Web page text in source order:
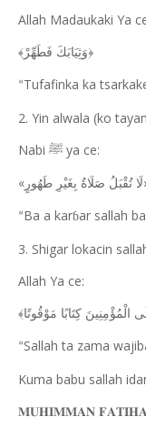
Allah Madaukaki Ya
﴿وَثِيَابَكَ فَطَهِّرْ﴾
“Tufafinka ka
2. Yin alwala (ko
Nabi ﷺ ya ce:
« لَا تُقْبَلُ صَلَاةٌ بِغَيْرِ طَهُورٍ
“Ba a karɓar sallah
3. Shigar lokacin
Allah Ya ce:
الْمُؤْمِنِينَ كِتَابًا مَوْقُوتًا﴾
“Sallah ta zama
Kuma babu sallah
𝐌𝐔𝐇𝐈𝐌𝐌𝐀𝐍